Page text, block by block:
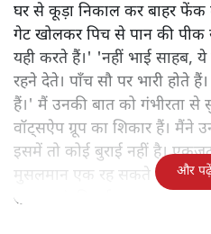
घर से कूड़ा निकाल कर बाहर फेंक
गेट खोलकर पिच से पान की
यही करते हैं।' 'नहीं भाई साहब, ये
रहने देते। पाँच सौ पर भारी होते
हैं।' मैं उनकी बात को गंभीरता से
वॉट्सऐप ग्रूप का शिकार हैं। मैंने
इसमें तो कोई बुराई नहीं है।
मुसलमान एक रह सकते हैं तो हिंदू
सुनकर संतुष्टि हुई।
और